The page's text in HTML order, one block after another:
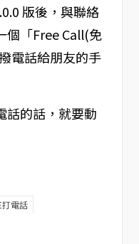
版後，與聯絡
個「Free Call(免
電話給朋友的手
的話，就要動
打電話